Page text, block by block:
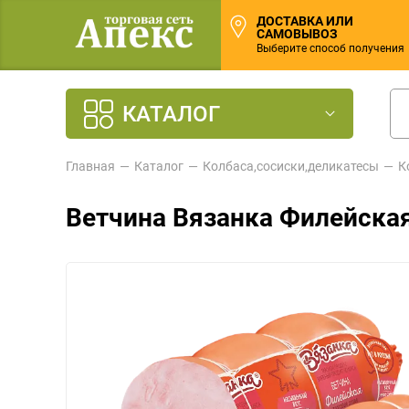
ДОСТАВКА ИЛИ
САМОВЫВОЗ
Выберите способ получения
КАТАЛОГ
Главная Каталог Колбаса,сосиски,деликатесы
Ветчина Вязанка